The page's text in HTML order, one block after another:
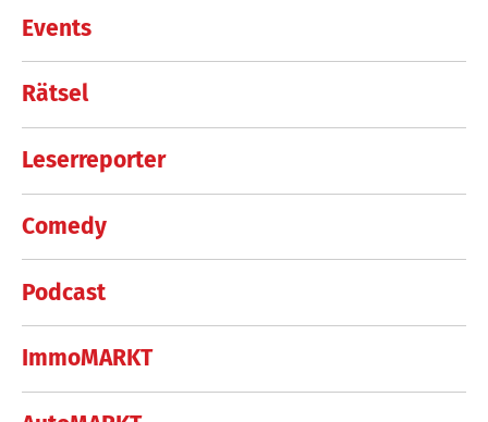
Events
Rätsel
Leserreporter
Comedy
Podcast
ImmoMARKT